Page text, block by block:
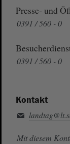
Presse- und
0391 / 560 - 0
0391 / 560 - 0
Kontakt
Mit diesem